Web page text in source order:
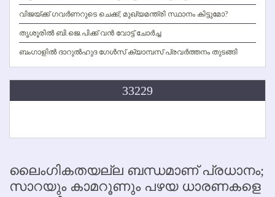
വിജയ്ക്ക് ഗവര്‍ണറുടെ ചെക്ക്; മുഖ്യമന്ത്രി സ്ഥാനം കിട്ടുമോ?
തൃശൂരില്‍ ബി.ജെ.പിക്ക് വന്‍ വോട്ട് ചോര്‍ച്ച
ബംഗാളില്‍ ദാറുല്‍ഹുദ ഗേള്‍സ് ക്യാമ്പസ് പ്രവര്‍ത്തനം തുടങ്ങി
33229
ലൈംഗികതയല്ല ബന്ധമാണ് പ്രധാനം;
സാറയും കാമറൂണും പഴയ ധാരണകളെ